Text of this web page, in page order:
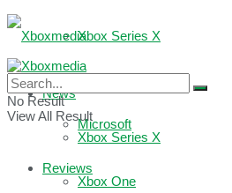
Xbox Series X
Microsoft
Reviews
News
Xbox Series X
Xbox One
No Result
View All Result